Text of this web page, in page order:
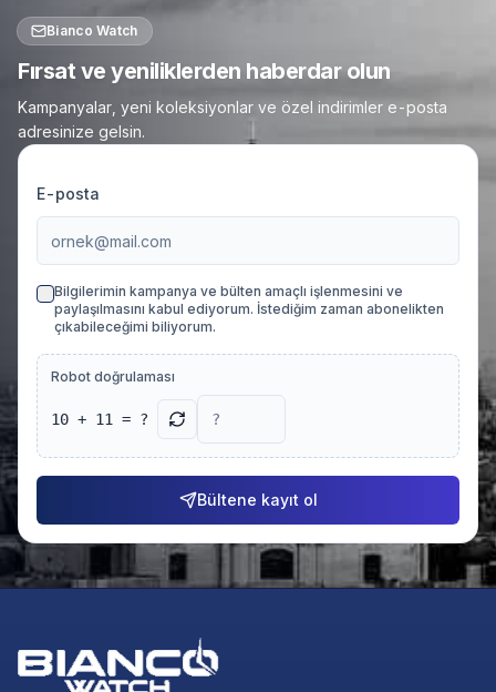
Bianco Watch
Fırsat ve yeniliklerden haberdar olun
Kampanyalar, yeni koleksiyonlar ve özel indirimler e-posta
adresinize gelsin.
E-posta
Bilgilerimin kampanya ve bülten amaçlı işlenmesini ve
paylaşılmasını kabul ediyorum. İstediğim zaman abonelikten
çıkabileceğimi biliyorum.
Robot doğrulaması
10 + 11 = ?
Bültene kayıt ol